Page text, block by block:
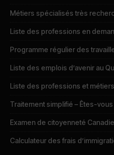
Métiers spécialisés très
Liste des professions en
Programme régulier des
Liste des emplois d’avenir au
Liste des professions et
Traitement simplifié – Êtes-
Examen de citoyenneté
Calculateur des frais